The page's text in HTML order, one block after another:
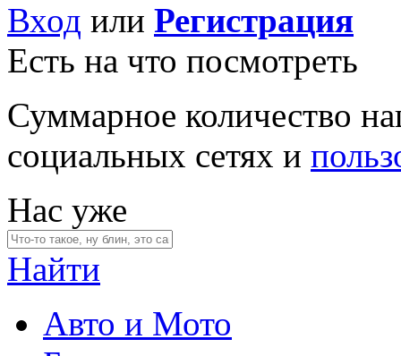
Вход или Регистрация
Есть на что посмотреть
Суммарное количество
социальных сетях и
Нас уже
Найти
Авто и Мото